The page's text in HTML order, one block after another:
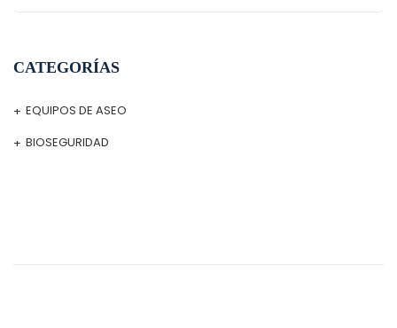
CATEGORÍAS
EQUIPOS DE ASEO
BIOSEGURIDAD